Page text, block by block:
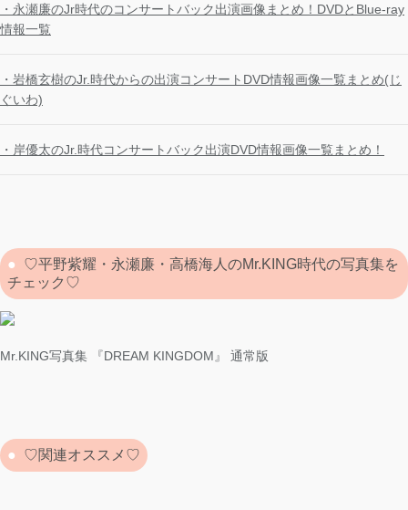
・永瀬廉のJr時代のコンサートバック出演画像まとめ！DVDとBlue-ray
情報一覧
・岩橋玄樹のJr.時代からの出演コンサートDVD情報画像一覧まとめ(じ
ぐいわ)
・岸優太のJr.時代コンサートバック出演DVD情報画像一覧まとめ！
♡平野紫耀・永瀬廉・高橋海人のMr.KING時代の写真集を
チェック♡
Mr.KING写真集 『DREAM KINGDOM』 通常版
♡関連オススメ♡